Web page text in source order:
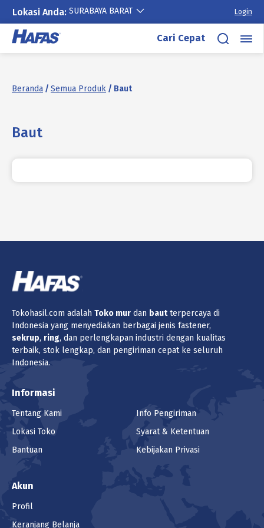
Lokasi Anda: SURABAYA BARAT Login
Lewati
konten
Cari Cepat
Beranda / Semua Produk / Baut
Baut
Tokohasil.com adalah Toko mur dan bautterpercaya di
Indonesia yang menyediakan berbagai jenis fastener,
sekrup, ring, dan perlengkapan industri dengan kualitas
terbaik, stok lengkap, dan pengiriman cepat ke seluruh
Indonesia.
Informasi
Tentang Kami
Lokasi Toko
Bantuan
Info Pengiriman
Syarat & Ketentuan
Kebijakan Privasi
Akun
Profil
Keranjang Belanja